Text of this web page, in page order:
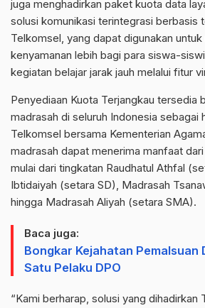
juga menghadirkan paket kuota data
solusi komunikasi terintegrasi berbasis
Telkomsel, yang dapat digunakan
kenyamanan lebih bagi para siswa-
kegiatan belajar jarak jauh melalui fitur
Penyediaan Kuota Terjangkau tersedia
madrasah di seluruh Indonesia sebagai
Telkomsel bersama Kementerian
madrasah dapat menerima manfaat
mulai dari tingkatan Raudhatul Athfal
Ibtidaiyah (setara SD), Madrasah
hingga Madrasah Aliyah (setara SMA).
Baca juga:
Bongkar Kejahatan Pemalsuan
Satu Pelaku DPO
“Kami berharap, solusi yang dihadirkan